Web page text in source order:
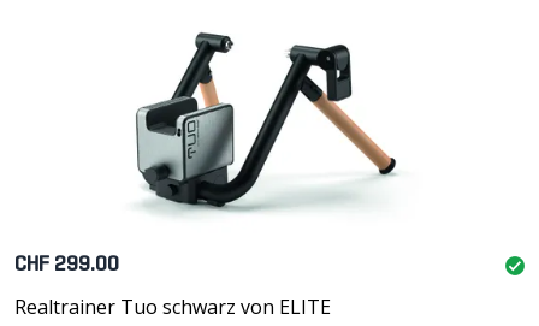
CHF 299.00
Realtrainer Tuo schwarz von ELITE